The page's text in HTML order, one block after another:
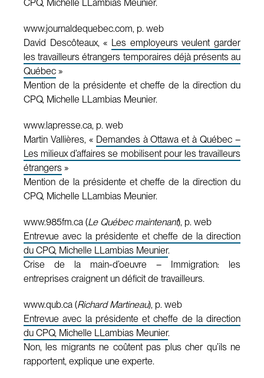
CPQ, Michelle LLambias Meunier.
www.journaldequebec.com, p. web
David Descôteaux, « Les employeurs veulent garder
les travailleurs étrangers temporaires déjà présents au
Québec »
Mention de la présidente et cheffe de la direction du
CPQ, Michelle LLambias Meunier.
www.lapresse.ca, p. web
Martin Vallières, « Demandes à Ottawa et à Québec –
Les milieux d’affaires se mobilisent pour les travailleurs
étrangers »
Mention de la présidente et cheffe de la direction du
CPQ, Michelle LLambias Meunier.
www.985fm.ca (Le Québec maintenant), p. web
Entrevue avec la présidente et cheffe de la direction
du CPQ, Michelle LLambias Meunier.
Crise de la main-d’oeuvre – Immigration: les
entreprises craignent un déficit de travailleurs.
www.qub.ca (Richard Martineau), p. web
Entrevue avec la présidente et cheffe de la direction
du CPQ, Michelle LLambias Meunier.
Non, les migrants ne coûtent pas plus cher qu’ils ne
rapportent, explique une experte.